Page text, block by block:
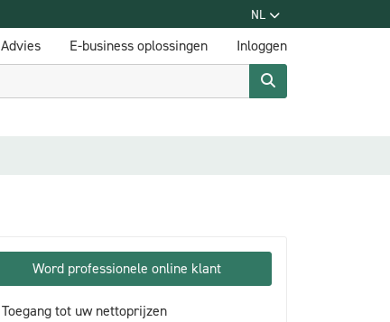
NL
Advies E-business oplossingen Inloggen
Word professionele online klant
Toegang tot uw nettoprijzen